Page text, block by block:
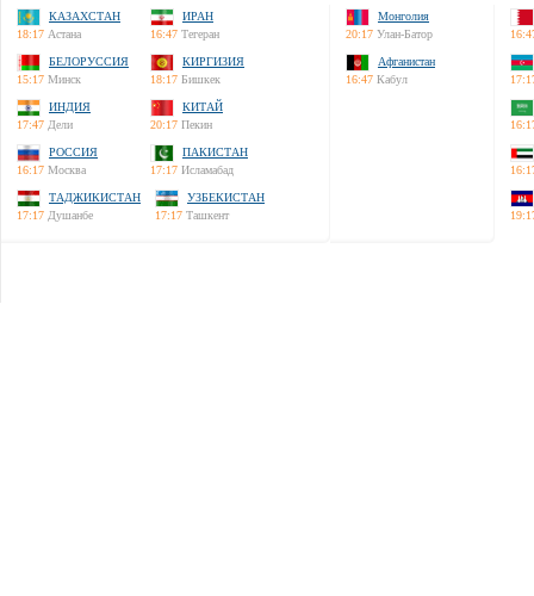
КАЗАХСТАН
18:17 Астана
ИРАН
16:47 Тегеран
БЕЛОРУССИЯ
15:17 Минск
КИРГИЗИЯ
18:17 Бишкек
ИНДИЯ
17:47 Дели
КИТАЙ
20:17 Пекин
РОССИЯ
16:17 Москва
ПАКИСТАН
17:17 Исламабад
ТАДЖИКИСТАН
17:17 Душанбе
УЗБЕКИСТАН
17:17 Ташкент
Монголия
20:17 Улан-Батор
Афганистан
16:47 Кабул